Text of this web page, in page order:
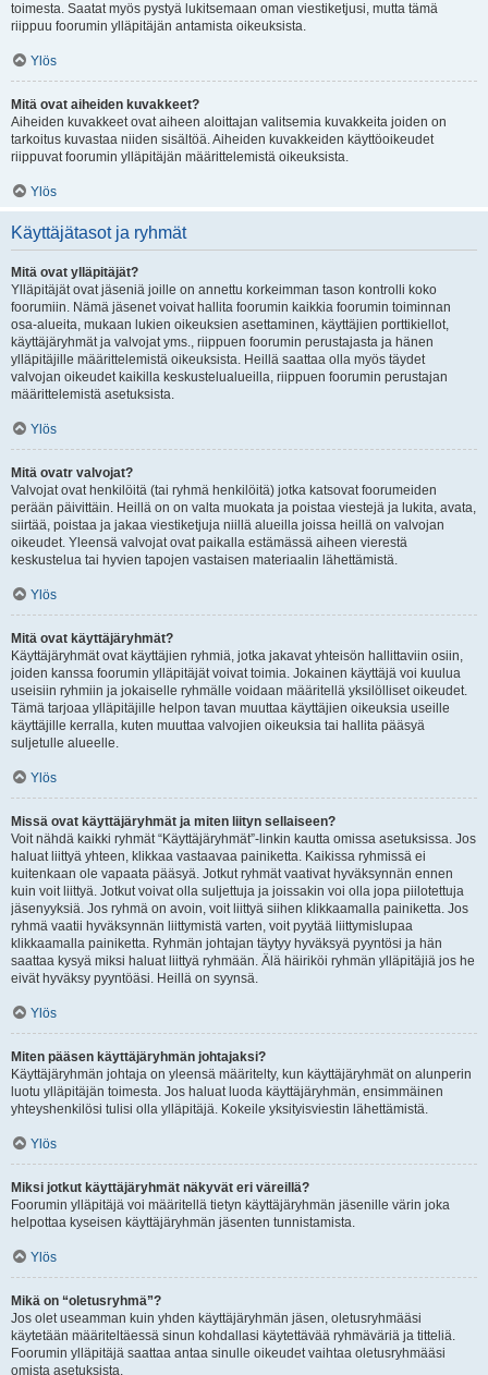
toimesta. Saatat myös pystyä lukitsemaan oman viestiketjusi, mutta tämä
riippuu foorumin ylläpitäjän antamista oikeuksista.
Ylös
Mitä ovat aiheiden kuvakkeet?
Aiheiden kuvakkeet ovat aiheen aloittajan valitsemia kuvakkeita joiden on
tarkoitus kuvastaa niiden sisältöä. Aiheiden kuvakkeiden käyttöoikeudet
riippuvat foorumin ylläpitäjän määrittelemistä oikeuksista.
Ylös
Käyttäjätasot ja ryhmät
Mitä ovat ylläpitäjät?
Ylläpitäjät ovat jäseniä joille on annettu korkeimman tason kontrolli koko
foorumiin. Nämä jäsenet voivat hallita foorumin kaikkia foorumin toiminnan
osa-alueita, mukaan lukien oikeuksien asettaminen, käyttäjien porttikiellot,
käyttäjäryhmät ja valvojat yms., riippuen foorumin perustajasta ja hänen
ylläpitäjille määrittelemistä oikeuksista. Heillä saattaa olla myös täydet
valvojan oikeudet kaikilla keskustelualueilla, riippuen foorumin perustajan
määrittelemistä asetuksista.
Ylös
Mitä ovatr valvojat?
Valvojat ovat henkilöitä (tai ryhmä henkilöitä) jotka katsovat foorumeiden
perään päivittäin. Heillä on on valta muokata ja poistaa viestejä ja lukita, avata,
siirtää, poistaa ja jakaa viestiketjuja niillä alueilla joissa heillä on valvojan
oikeudet. Yleensä valvojat ovat paikalla estämässä aiheen vierestä
keskustelua tai hyvien tapojen vastaisen materiaalin lähettämistä.
Ylös
Mitä ovat käyttäjäryhmät?
Käyttäjäryhmät ovat käyttäjien ryhmiä, jotka jakavat yhteisön hallittaviin osiin,
joiden kanssa foorumin ylläpitäjät voivat toimia. Jokainen käyttäjä voi kuulua
useisiin ryhmiin ja jokaiselle ryhmälle voidaan määritellä yksilölliset oikeudet.
Tämä tarjoaa ylläpitäjille helpon tavan muuttaa käyttäjien oikeuksia useille
käyttäjille kerralla, kuten muuttaa valvojien oikeuksia tai hallita pääsyä
suljetulle alueelle.
Ylös
Missä ovat käyttäjäryhmät ja miten liityn sellaiseen?
Voit nähdä kaikki ryhmät “Käyttäjäryhmät”-linkin kautta omissa asetuksissa. Jos
haluat liittyä yhteen, klikkaa vastaavaa painiketta. Kaikissa ryhmissä ei
kuitenkaan ole vapaata pääsyä. Jotkut ryhmät vaativat hyväksynnän ennen
kuin voit liittyä. Jotkut voivat olla suljettuja ja joissakin voi olla jopa piilotettuja
jäsenyyksiä. Jos ryhmä on avoin, voit liittyä siihen klikkaamalla painiketta. Jos
ryhmä vaatii hyväksynnän liittymistä varten, voit pyytää liittymislupaa
klikkaamalla painiketta. Ryhmän johtajan täytyy hyväksyä pyyntösi ja hän
saattaa kysyä miksi haluat liittyä ryhmään. Älä häiriköi ryhmän ylläpitäjiä jos he
eivät hyväksy pyyntöäsi. Heillä on syynsä.
Ylös
Miten pääsen käyttäjäryhmän johtajaksi?
Käyttäjäryhmän johtaja on yleensä määritelty, kun käyttäjäryhmät on alunperin
luotu ylläpitäjän toimesta. Jos haluat luoda käyttäjäryhmän, ensimmäinen
yhteyshenkilösi tulisi olla ylläpitäjä. Kokeile yksityisviestin lähettämistä.
Ylös
Miksi jotkut käyttäjäryhmät näkyvät eri väreillä?
Foorumin ylläpitäjä voi määritellä tietyn käyttäjäryhmän jäsenille värin joka
helpottaa kyseisen käyttäjäryhmän jäsenten tunnistamista.
Ylös
Mikä on “oletusryhmä”?
Jos olet useamman kuin yhden käyttäjäryhmän jäsen, oletusryhmääsi
käytetään määriteltäessä sinun kohdallasi käytettävää ryhmäväriä ja titteliä.
Foorumin ylläpitäjä saattaa antaa sinulle oikeudet vaihtaa oletusryhmääsi
omista asetuksista.